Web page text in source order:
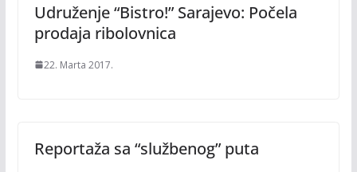
Udruženje “Bistro!” Sarajevo: Počela
prodaja ribolovnica
22. Marta 2017.
Reportaža sa “službenog” puta